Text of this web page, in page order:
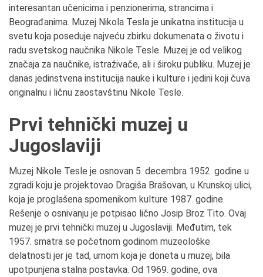
interesantan učenicima i penzionerima, strancima i
Beograđanima. Muzej Nikola Tesla je unikatna institucija u
svetu koja poseduje najveću zbirku dokumenata o životu i
radu svetskog naučnika Nikole Tesle. Muzej je od velikog
značaja za naučnike, istraživače, ali i široku publiku. Muzej je
danas jedinstvena institucija nauke i kulture i jedini koji čuva
originalnu i ličnu zaostavštinu Nikole Tesle.
Prvi tehnički muzej u
Jugoslaviji
Muzej Nikole Tesle je osnovan 5. decembra 1952. godine u
zgradi koju je projektovao Dragiša Brašovan, u Krunskoj ulici,
koja je proglašena spomenikom kulture 1987. godine.
Rešenje o osnivanju je potpisao lično Josip Broz Tito. Ovaj
muzej je prvi tehnički muzej u Jugoslaviji. Međutim, tek
1957. smatra se početnom godinom muzeološke
delatnosti jer je tad, urnom koja je doneta u muzej, bila
upotpunjena stalna postavka. Od 1969. godine, ova